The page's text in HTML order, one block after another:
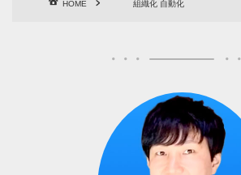
HOME 組織化 自動化